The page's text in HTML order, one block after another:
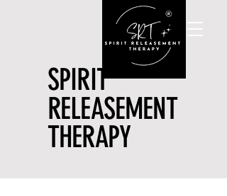
SPIRIT
RELEASEMENT
THERAPY
SPIRIT
RELEASEMENT
THERAPY